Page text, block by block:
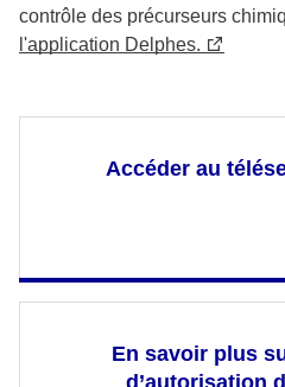
contrôle des précurseurs
l'application Delphes.
Accéder au
En savoir plus
d’autorisation